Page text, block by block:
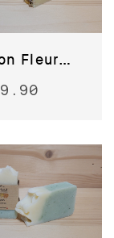
Savon Fleurs des Alpes
9.90